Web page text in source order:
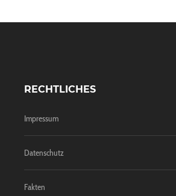
RECHTLICHES
Impressum
Datenschutz
Fakten